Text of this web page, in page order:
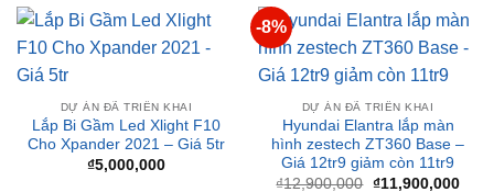
DỰ ÁN ĐÃ TRIỂN KHAI
Lắp Bi Gầm Led Xlight F10
₫5,000,000
DỰ ÁN ĐÃ TRIỂN KHAI
Hyundai Elantra lắp màn
hình zestech ZT360 Base –
Giá 12tr9 giảm còn 11tr9
12,900,000 Giá
gốc
là:
₫12,900,000.
₫11,900,000